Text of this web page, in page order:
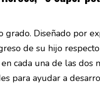
grado. Diseñado por
de su hijo
cada una de las dos
para ayudar a